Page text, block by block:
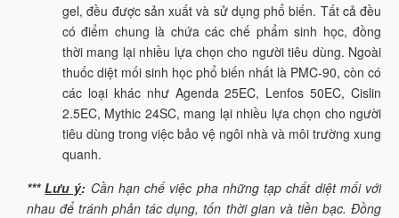
gel, đều được sản xuất và sử dụng phổ biến. Tất cả đều
có điểm chung là chứa các chế phẩm sinh học, đồng
thời mang lại nhiều lựa chọn cho người tiêu dùng. Ngoài
thuốc diệt mối sinh học phổ biến nhất là PMC-90, còn có
các loại khác như Agenda 25EC, Lenfos 50EC, Cislin
2.5EC, Mythic 24SC, mang lại nhiều lựa chọn cho người
tiêu dùng trong việc bảo vệ ngôi nhà và môi trường xung
quanh.
***Lưu ý: Cần hạn chế việc pha những tạp chất diệt mối với
nhau để tránh phản tác dụng, tốn thời gian và tiền bạc. Đồng